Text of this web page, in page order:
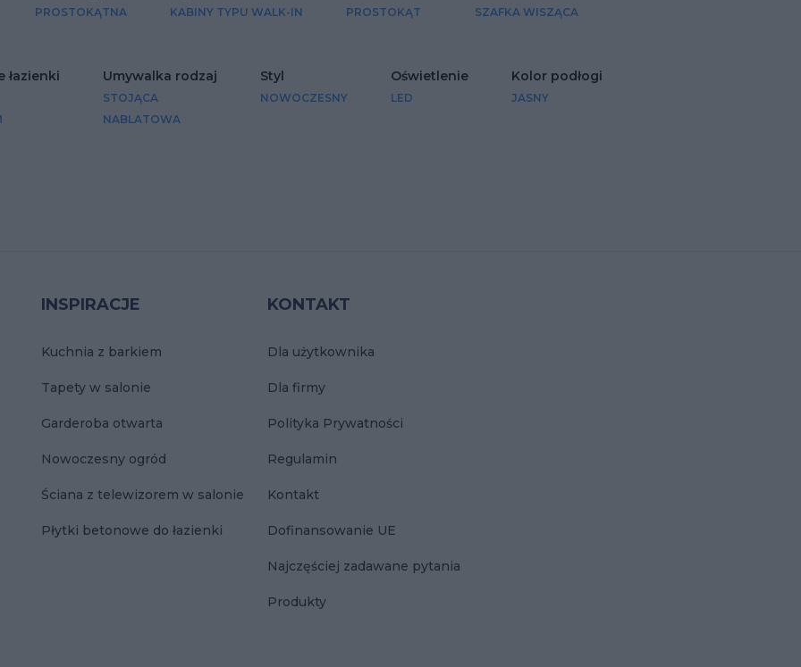
PROSTOKĄTNA KABINY TYPU WALK-IN PROSTOKĄT SZAFKA WISZĄCA
łazienki Umywalka rodzaj
STOJĄCA
NABLATOWA
Styl
NOWOCZESNY
Oświetlenie
LED
Kolor podłogi
JASNY
INSPIRACJE
Kuchnia z barkiem
Tapety w salonie
Garderoba otwarta
Nowoczesny ogród
Ściana z telewizorem w salonie
Płytki betonowe do łazienki
KONTAKT
Dla użytkownika
Dla firmy
Polityka Prywatności
Regulamin
Kontakt
Dofinansowanie UE
Najczęściej zadawane pytania
Produkty